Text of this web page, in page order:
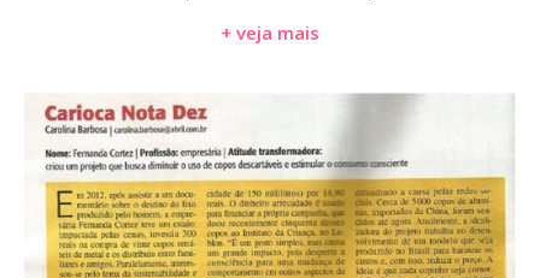
+ veja mais